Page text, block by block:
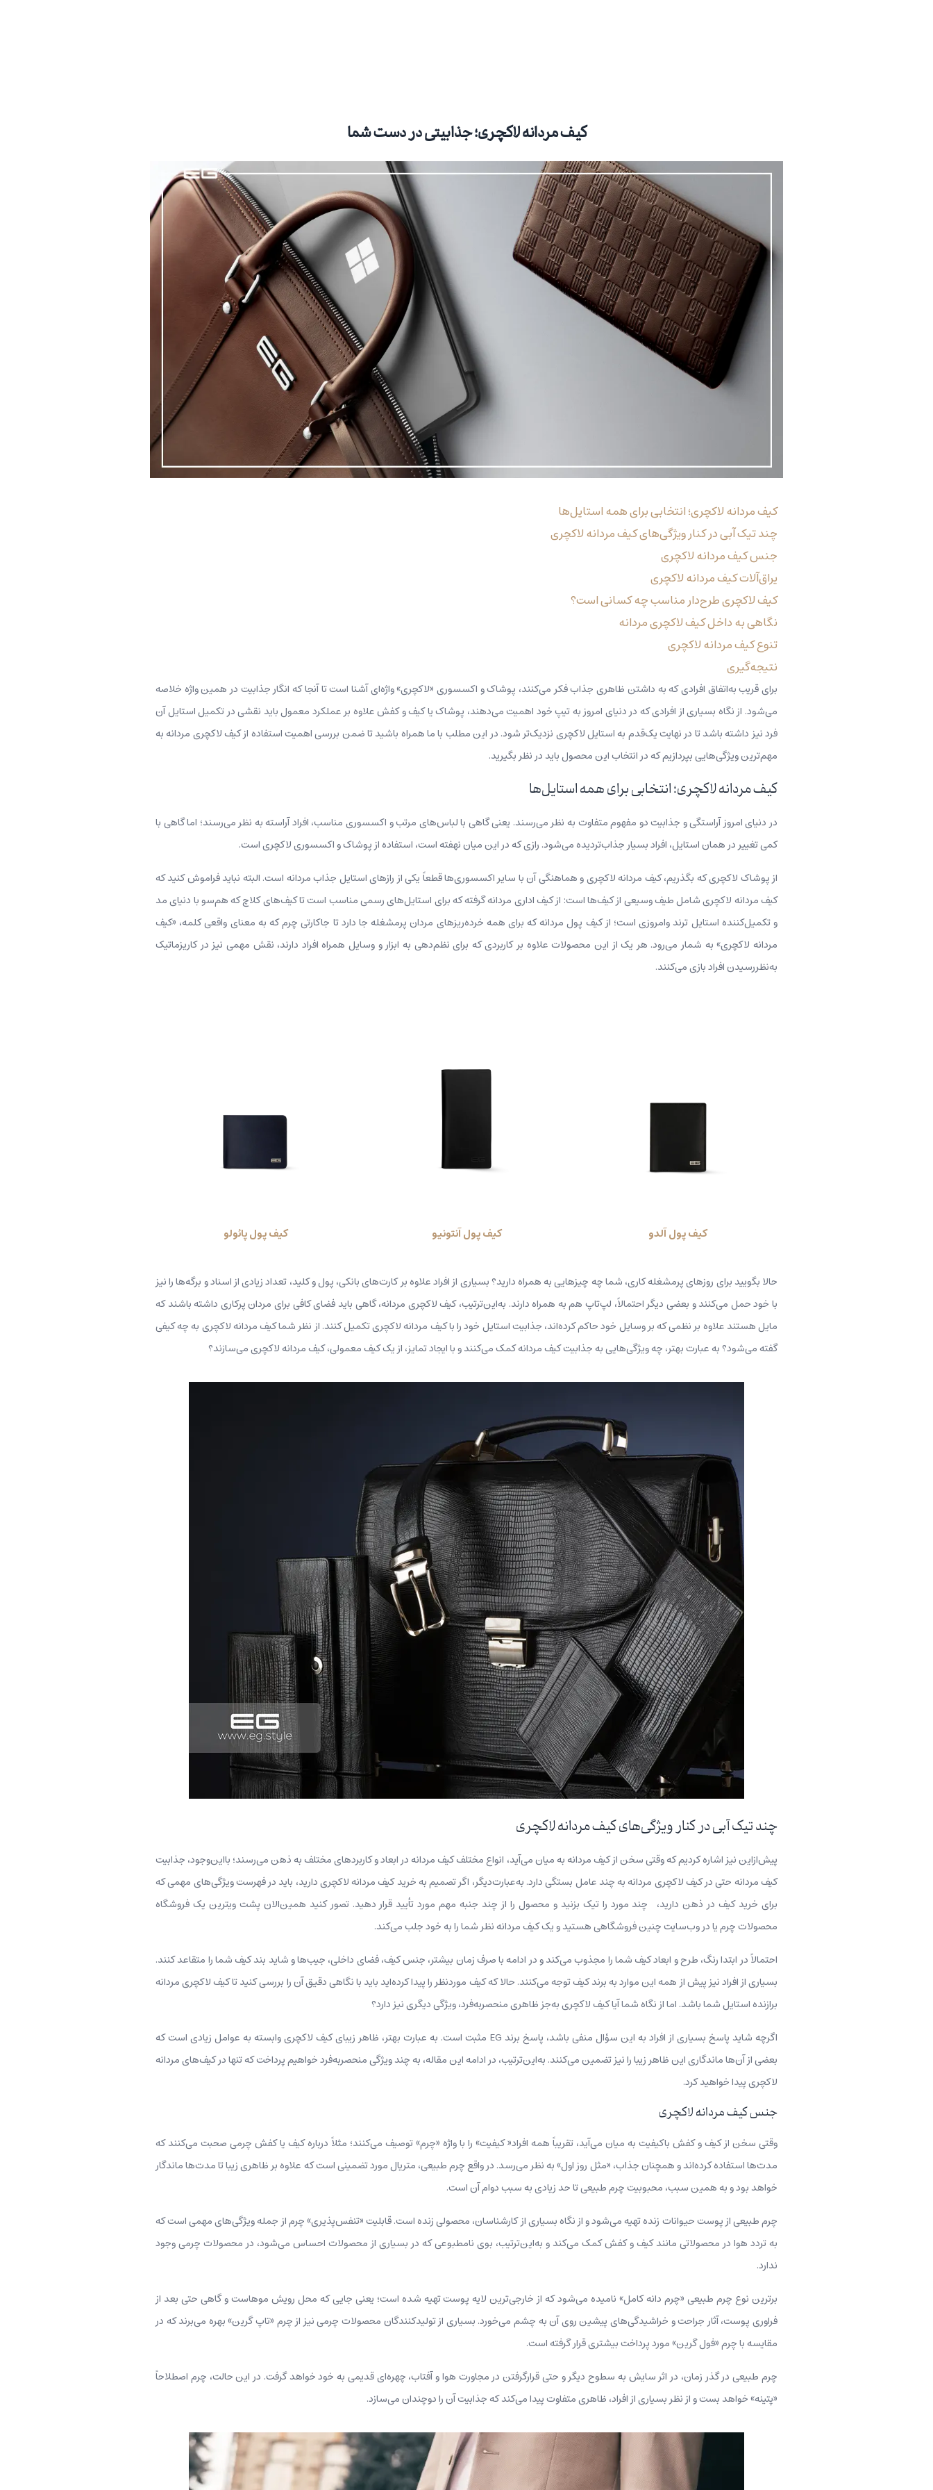
کیف مردانه لاکچری؛ جذابیتی در دست شما
کیف مردانه لاکچری؛ انتخابی برای همه استایل‌ها
چند تیک آبی در کنار ویژگی‌های کیف مردانه لاکچری
جنس کیف مردانه لاکچری
یراق‌آلات کیف مردانه لاکچری
کیف لاکچری طرح‌دار مناسب چه کسانی است؟
نگاهی به داخل کیف لاکچری مردانه
تنوع کیف مردانه لاکچری
نتیجه‌گیری
برای قریب به‌اتفاق افرادی که به داشتن ظاهری جذاب فکر می‌کنند، پوشاک و اکسسوری «لاکچری» واژه‌ای آشنا است تا آنجا که انگار جذابیت در همین واژه خلاصه
می‌شود. از نگاه بسیاری از افرادی که در دنیای امروز به تیپ خود اهمیت می‌دهند، پوشاک یا کیف و کفش علاوه بر عملکرد معمول باید نقشی در تکمیل استایل آن
فرد نیز داشته باشد تا در نهایت یک‌قدم به استایل لاکچری نزدیک‌تر شود. در این مطلب با ما همراه باشید تا ضمن بررسی اهمیت استفاده از کیف لاکچری مردانه به
مهم‌ترین ویژگی‌هایی بپردازیم که در انتخاب این محصول باید در نظر بگیرید.
کیف مردانه لاکچری؛ انتخابی برای همه استایل‌ها
در دنیای امروز آراستگی و جذابیت ‌دو مفهوم متفاوت به نظر می‌رسند. یعنی گاهی با لباس‌های مرتب و اکسسوری مناسب، افراد آراسته به نظر می‌رسند؛ اما گاهی با
کمی تغییر در همان استایل، افراد بسیار جذاب‌تردیده می‌شود. رازی که در این میان نهفته است، استفاده از پوشاک و اکسسوری لاکچری است.
از پوشاک لاکچری که بگذریم، کیف مردانه لاکچری و هماهنگی آن با سایر اکسسوری‌ها قطعاً یکی از رازهای استایل جذاب مردانه است. البته نباید فراموش کنید که
کیف مردانه لاکچری شامل طیف وسیعی از کیف‌ها است: از کیف اداری مردانه گرفته که برای استایل‌های رسمی مناسب است تا کیف‌های کلاچ که هم‌سو با دنیای مد
و تکمیل‌کننده استایل ترند وامروزی است؛ از کیف پول مردانه که برای همه خرده‌ریزهای مردان پرمشغله جا دارد تا جاکارتی چرم که به معنای واقعی کلمه، «کیف
مردانه لاکچری» به شمار می‌رود. هر یک از این محصولات علاوه بر کاربردی که برای نظم‌دهی به ابزار و وسایل همراه افراد دارند، نقش مهمی نیز در کاریزماتیک
به‌نظررسیدن افراد بازی می‌کنند.
کیف پول آلدو کیف پول آنتونیو کیف پول پائولو
حالا بگویید برای روزهای پرمشغله کاری، شما چه چیزهایی به همراه دارید؟ بسیاری از افراد علاوه بر کارت‌های بانکی، پول و کلید، تعداد زیادی از اسناد و برگه‌ها را نیز
با خود حمل می‌کنند و بعضی دیگر احتمالاً، لپ‌تاپ هم به همراه دارند. به‌این‌ترتیب، کیف لاکچری مردانه، گاهی باید فضای کافی برای مردان پرکاری داشته باشند که
مایل هستند علاوه بر نظمی که بر وسایل خود حاکم کرده‌اند، جذابیت استایل خود را با کیف مردانه لاکچری تکمیل کنند. از نظر شما کیف مردانه لاکچری به چه کیفی
گفته می‌شود؟ به عبارت بهتر، چه ویژگی‌هایی به جذابیت کیف مردانه کمک می‌کنند و با ایجاد تمایز، از یک کیف معمولی، کیف مردانه لاکچری می‌سازند؟
چند تیک آبی در کنار ویژگی‌های کیف مردانه لاکچری
پیش‌ازاین نیز اشاره کردیم که وقتی سخن از کیف مردانه به میان می‌آید، انواع مختلف کیف مردانه در ابعاد و کاربردهای مختلف به ذهن می‌رسند؛ بااین‌وجود، جذابیت
کیف مردانه حتی در کیف‌ لاکچری مردانه به چند عامل بستگی دارد. به‌عبارت‌دیگر، اگر تصمیم به خرید کیف مردانه لاکچری دارید، باید در فهرست ویژگی‌های مهمی که
برای خرید کیف در ذهن دارید، چند مورد را تیک بزنید و محصول را از چند جنبه مهم مورد تأیید قرار دهید. تصور کنید همین‌الان پشت ویترین یک فروشگاه
محصولات چرم یا در وب‌سایت چنین فروشگاهی هستید و یک کیف مردانه نظر شما را به خود جلب می‌کند.
احتمالاً در ابتدا رنگ، طرح و ابعاد کیف شما را مجذوب می‌کند و در ادامه با صرف زمان بیشتر، جنس کیف، فضای داخلی، جیب‌ها و شاید بند کیف شما را متقاعد کنند.
بسیاری از افراد نیز پیش از همه این موارد به برند کیف توجه می‌کنند. حالا که کیف موردنظر را پیدا کرده‌اید باید با نگاهی دقیق آن را بررسی کنید تا کیف لاکچری مردانه
برازنده استایل شما باشد. اما از نگاه شما آیا کیف لاکچری به‌جز ظاهری منحصربه‌فرد، ویژگی دیگری نیز دارد؟
اگرچه شاید پاسخ بسیاری از افراد به این سؤال منفی باشد، پاسخ برند EG مثبت است. به عبارت بهتر، ظاهر زیبای کیف لاکچری وابسته به عوامل زیادی است که
بعضی از آن‌ها ماندگاری این ظاهر زیبا را نیز تضمین می‌کنند. به‌این‌ترتیب، در ادامه این مقاله، به چند ویژگی منحصربه‌فرد خواهیم پرداخت که تنها در کیف‌های مردانه
لاکچری پیدا خواهید کرد.
جنس کیف مردانه لاکچری
وقتی سخن از کیف و کفش باکیفیت به میان می‌آید، تقریباً همه افراد« کیفیت» را با واژه «چرم» توصیف می‌کنند؛ مثلاً درباره کیف یا کفش چرمی صحبت می‌کنند که
مدت‌ها استفاده کرده‌اند و همچنان جذاب، «مثل روز اول» به نظر می‌رسد. در واقع چرم طبیعی، متریال مورد تضمینی است که علاوه بر ظاهری زیبا تا مدت‌ها ماندگار
خواهد بود و به همین سبب، محبوبیت چرم طبیعی تا حد زیادی به سبب دوام آن است.
چرم طبیعی از پوست حیوانات زنده تهیه می‌شود و از نگاه بسیاری از کارشناسان، محصولی زنده است. قابلیت «تنفس‌پذیری» چرم از جمله ویژگی‌های مهمی است که
به تردد هوا در محصولاتی مانند کیف و کفش کمک می‌کند و به‌این‌ترتیب، بوی نامطبوعی که در بسیاری از محصولات احساس می‌شود، در محصولات چرمی وجود
ندارد.
برترین نوع چرم طبیعی «چرم دانه کامل» نامیده می‌شود که از خارجی‌ترین لایه پوست تهیه شده است؛ یعنی جایی که محل رویش موهاست و گاهی حتی بعد از
فراوری پوست، آثار جراحت و خراشیدگی‌های پیشین روی آن به چشم می‌خورد. بسیاری از تولیدکنندگان محصولات چرمی نیز از چرم «تاپ گرین» بهره می‌برند که در
مقایسه با چرم «فول گرین» مورد پرداخت بیشتری قرار گرفته است.
چرم طبیعی در گذر زمان، در اثر سایش به سطوح دیگر و حتی قرارگرفتن در مجاورت هوا و آفتاب، چهره‌ای قدیمی به خود خواهد گرفت. در این حالت، چرم اصطلاحاً
«پتینه» خواهد بست و از نظر بسیاری از افراد، ظاهری متفاوت پیدا می‌کند که جذابیت آن را دوچندان می‌سازد.